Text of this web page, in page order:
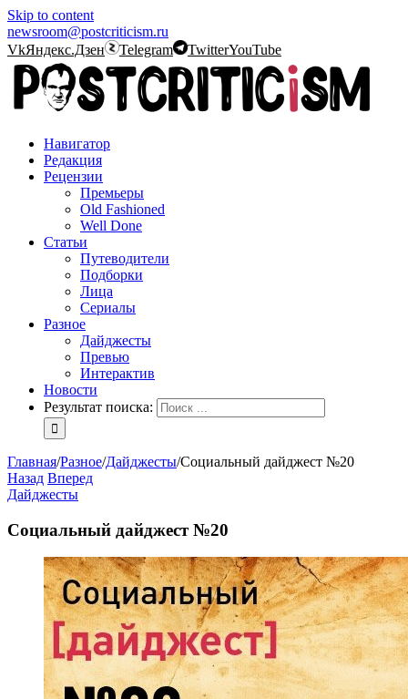
Skip to content
newsroom@postcriticism.ru
VkЯндекс.Дзен Telegram TwitterYouTube
Навигатор
Редакция
Рецензии
Премьеры
Old Fashioned
Well Done
Статьи
Путеводители
Подборки
Лица
Сериалы
Разное
Дайджесты
Превью
Интерактив
Новости
Результат поиска:
Главная/Разное/Дайджесты/Социальный дайджест №20
Назад Вперед
Дайджесты
Социальный дайджест №20